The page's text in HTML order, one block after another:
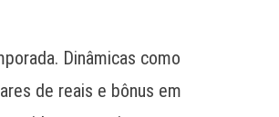
Dinâmicas como
de reais e bônus em